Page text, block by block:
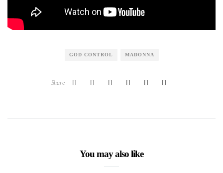
GOD CONTROL MADONNA
Share
You may also like